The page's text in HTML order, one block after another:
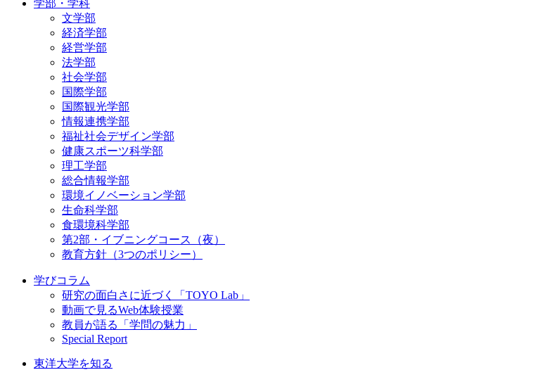
学部・学科
文学部
経済学部
経営学部
法学部
社会学部
国際学部
国際観光学部
情報連携学部
福祉社会デザイン学部
健康スポーツ科学部
理工学部
総合情報学部
環境イノベーション学部
生命科学部
食環境科学部
第2部・イブニングコース（夜）
教育方針（3つのポリシー）
学びコラム
研究の面白さに近づく「TOYO Lab」
動画で見るWeb体験授業
教員が語る「学問の魅力」
Special Report
東洋大学を知る